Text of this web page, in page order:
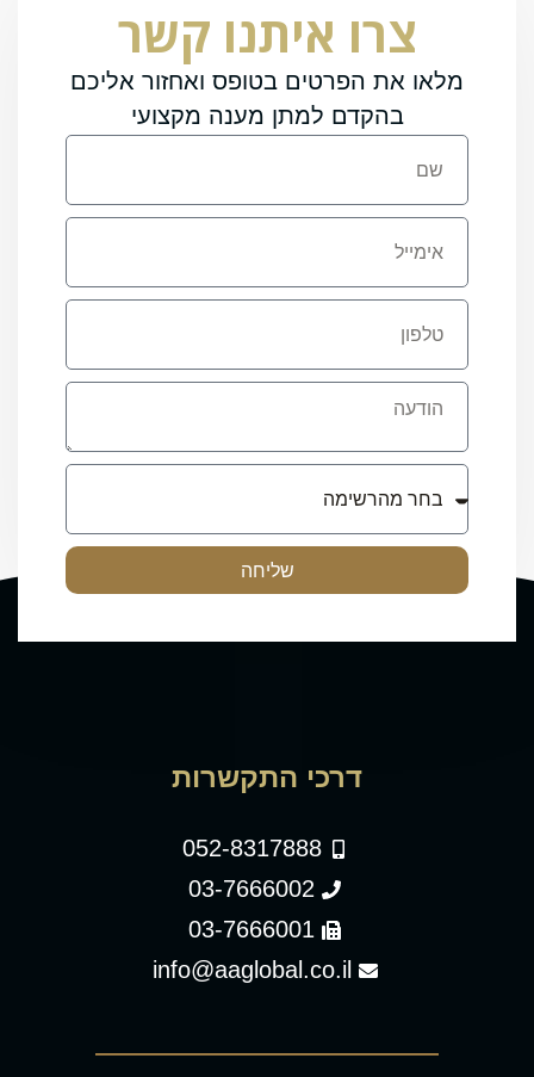
צרו איתנו קשר
מלאו את הפרטים בטופס ואחזור אליכם
בהקדם למתן מענה מקצועי
שליחה
דרכי התקשרות
052-8317888
03-7666002
03-7666001
info@aaglobal.co.il